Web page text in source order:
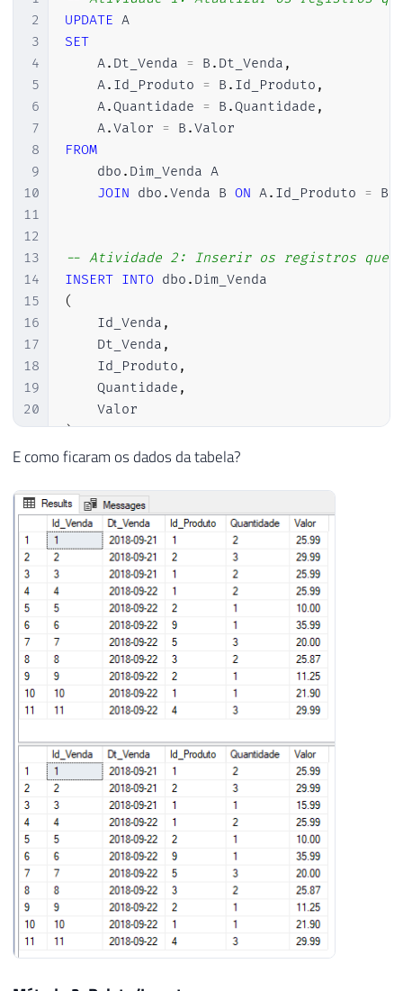
2
3
4
5
6
7
8
9
10
11
12
13
14
15
16
17
18
19
20
21
22
24
25
26
27
28
29
30
31
32
33
34
UPDATE
A
SET
    A
. Dt_Venda = B . Dt_Venda ,
    A
. Id_Produto = B . Id_Produto ,
    A
.Quantidade = B .Quantidade ,
    A
.Valor = B .
FROM
    dbo
. Dim_Venda A
JOIN dbo .Venda B ON A. Id_Produto = B
-- Atividade 2: Inserir os registros que
INSERT INTO dbo .
(
    Id_Venda
,
    Dt_Venda
,
    Id_Produto
,
    Quantidade
,
)
SELECT
    A
    A
.Id_Produto,
    A
.Quantidade
.
    dbo
.Venda A
LEFT JOIN dbo Dim_Venda B ON
.Id_Venda NULL
SELECT * FROM dbo.Venda
E como ficaram os dados da tabela?